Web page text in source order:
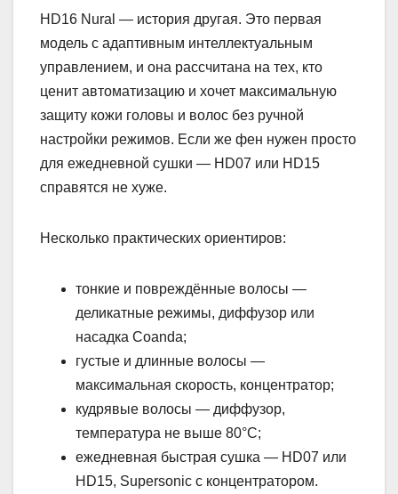
HD16 Nural — история другая. Это первая
модель с адаптивным интеллектуальным
управлением, и она рассчитана на тех, кто
ценит автоматизацию и хочет максимальную
защиту кожи головы и волос без ручной
настройки режимов. Если же фен нужен просто
для ежедневной сушки — HD07 или HD15
справятся не хуже.
Несколько практических ориентиров:
тонкие и повреждённые волосы —
деликатные режимы, диффузор или
насадка Coanda;
густые и длинные волосы —
максимальная скорость, концентратор;
кудрявые волосы — диффузор,
температура не выше 80°C;
ежедневная быстрая сушка — HD07 или
HD15, Supersonic с концентратором.